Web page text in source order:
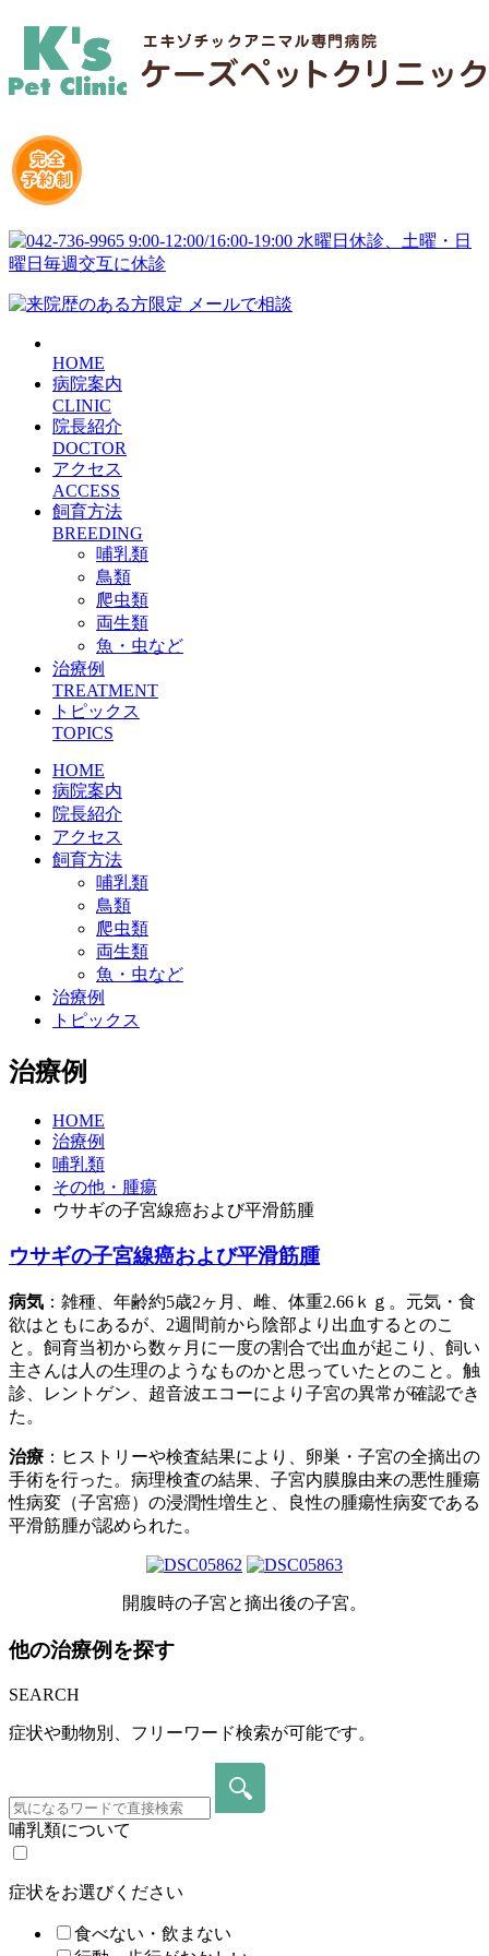
HOME
病院案内
CLINIC
院長紹介
DOCTOR
アクセス
ACCESS
飼育方法
BREEDING
哺乳類
鳥類
爬虫類
両生類
魚・虫など
治療例
TREATMENT
トピックス
TOPICS
HOME
病院案内
院長紹介
アクセス
飼育方法
哺乳類
鳥類
爬虫類
両生類
魚・虫など
治療例
トピックス
治療例
HOME
治療例
哺乳類
その他・腫瘍
ウサギの子宮線癌および平滑筋腫
ウサギの子宮線癌および平滑筋腫
病気 ：雑種、年齢約5歳2ヶ月、雌、体重2.66ｋｇ。元気・食
欲はともにあるが、2週間前から陰部より出血するとのこ
と。飼育当初から数ヶ月に一度の割合で出血が起こり、飼い
主さんは人の生理のようなものかと思っていたとのこと。触
診、レントゲン、超音波エコーにより子宮の異常が確認でき
た。
治療 ：ヒストリーや検査結果により、卵巣・子宮の全摘出の
手術を行った。病理検査の結果、子宮内膜腺由来の悪性腫瘍
性病変（子宮癌）の浸潤性増生と、良性の腫瘍性病変である
平滑筋腫が認められた。
開腹時の子宮と摘出後の子宮。
他の治療例を探す
SEARCH
症状や動物別、フリーワード検索が可能です。
哺乳類について
症状をお選びください
食べない・飲まない